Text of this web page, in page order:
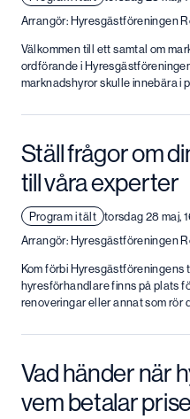
Arrangör: Hyresgästföreningen
Välkommen till ett samtal om
ordförande i
marknadshyror skulle innebära i
Ställ frågor om
till våra experter
Program i tält torsdag 28 maj,
Arrangör: Hyresgästföreningen
Kom förbi Hyresgästföreningens
hyresförhandlare finns på plats
renoveringar eller annat som rör
Vad händer när
vem betalar